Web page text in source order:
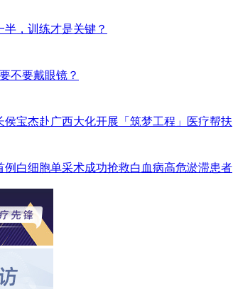
，训练才是关键？
不要戴眼镜？
宝杰赴广西大化开展「筑梦工程」医疗帮扶
例白细胞单采术成功抢救白血病高危淤滞患者